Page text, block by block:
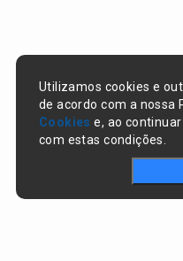
Utilizamos cookies e
de acordo com a nossa
Cookies e, ao
com estas condições.